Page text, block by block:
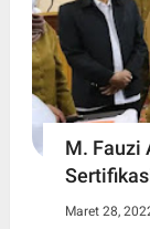
M. Fauzi
Maret 28,